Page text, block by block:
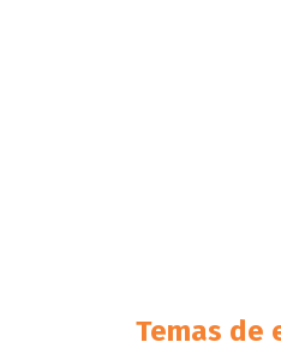
Temas de